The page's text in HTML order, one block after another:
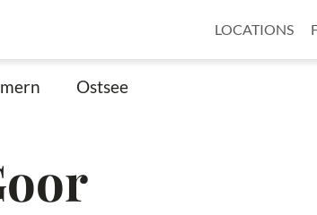
LOCATIONS
Ostsee